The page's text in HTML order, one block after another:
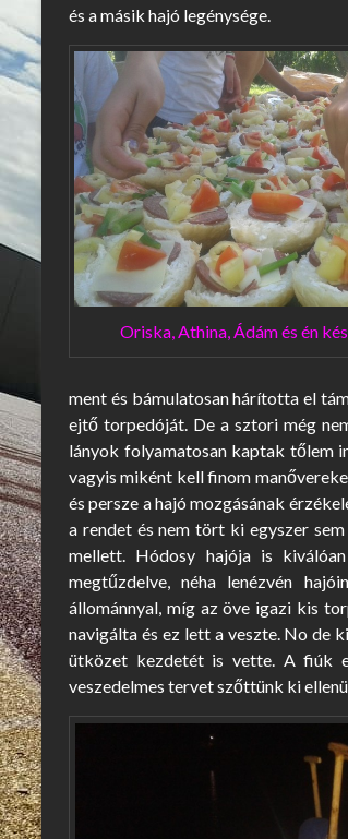
és a másik hajó legénysége.
Oriska, Athina, Ádám és én
ment és bámulatosan hárította el
ejtő torpedóját. De a sztori még
lányok folyamatosan kaptak tőlem
vagyis miként kell finom
és persze a hajó mozgásának
a rendet és nem tört ki egyszer
mellett. Hódosy hajója is
megtűzdelve, néha lenézvén
állománnyal, míg az öve igazi kis
navigálta és ez lett a veszte. No de
ütközet kezdetét is vette. A fiúk
veszedelmes tervet szőttünk ki